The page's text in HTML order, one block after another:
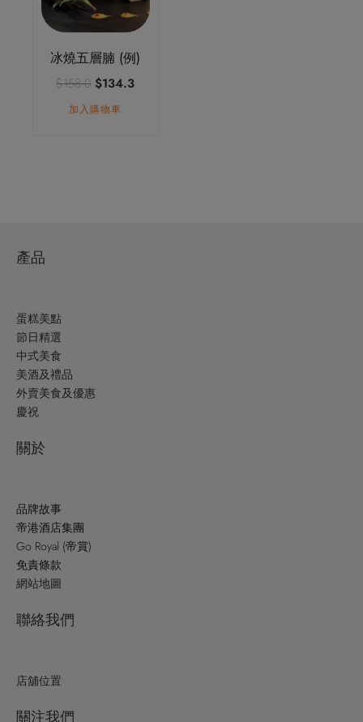
冰燒五層腩 (例)
$158.0 原
始
$134.3目
加入購物車
產品
蛋糕美點
節日精選
中式美食
美酒及禮品
外賣美食及優惠
慶祝
關於
品牌故事
帝港酒店集團
Go Royal (帝賞)
免責條款
網站地圖
聯絡我們
店舖位置
關注我們